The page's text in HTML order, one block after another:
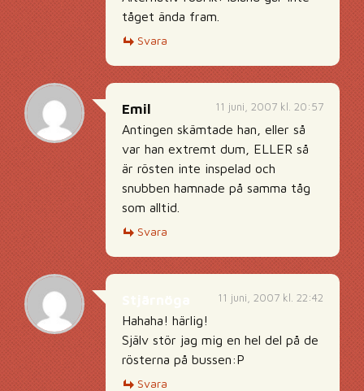
tåget ända fram.
Svara
11 juni, 2007 kl. 20:57
Emil
Antingen skämtade han, eller så
var han extremt dum, ELLER så
är rösten inte inspelad och
snubben hamnade på samma tåg
som alltid.
Svara
11 juni, 2007 kl. 22:42
Hahaha! härlig!
Själv stör jag mig en hel del på de
rösterna på bussen:P
Svara